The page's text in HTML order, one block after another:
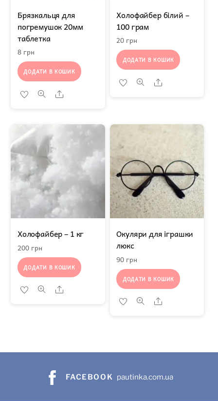
Брязкальця для
погремушок 20мм
таблетка
8 грн
ДОДАТИ В КОШИК
Share
Холофайбер білий –
100 грам
20 грн
ДОДАТИ В КОШИК
Share
Холофайбер – 1 кг
200 грн
ДОДАТИ В КОШИК
Share
Окуляри для іграшки
люкс
90 грн
ДОДАТИ В КОШИК
Share
FACEBOOK pautinka.com.ua